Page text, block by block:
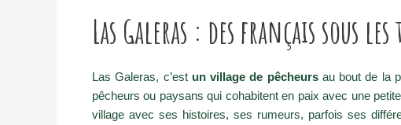
Las Galeras : des français sous
Las Galeras, c’est un village de pêcheurs au bout de la
pêcheurs ou paysans qui cohabitent en paix avec une
village avec ses histoires, ses rumeurs, parfois ses